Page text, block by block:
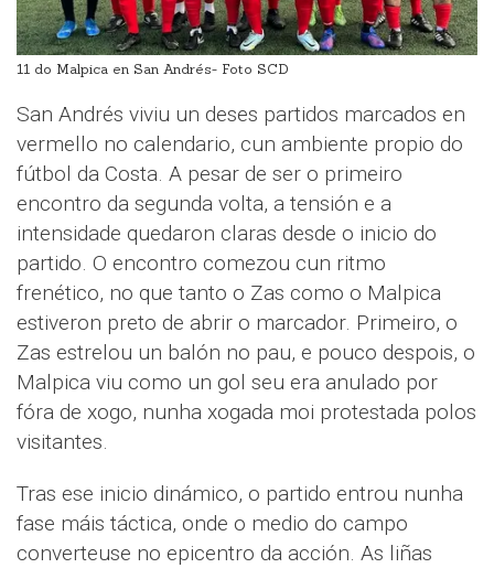
11 do Malpica en San Andrés- Foto SCD
San Andrés viviu un deses partidos marcados en
vermello no calendario, cun ambiente propio do
fútbol da Costa. A pesar de ser o primeiro
encontro da segunda volta, a tensión e a
intensidade quedaron claras desde o inicio do
partido. O encontro comezou cun ritmo
frenético, no que tanto o Zas como o Malpica
estiveron preto de abrir o marcador. Primeiro, o
Zas estrelou un balón no pau, e pouco despois, o
Malpica viu como un gol seu era anulado por
fóra de xogo, nunha xogada moi protestada polos
visitantes.
Tras ese inicio dinámico, o partido entrou nunha
fase máis táctica, onde o medio do campo
converteuse no epicentro da acción. As liñas